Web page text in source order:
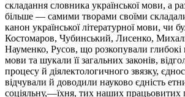
складання словника української мови, а
більше — самими творами своїми
канон української літературної мови, чи
Костомаров, Чубинський, Лисенко,
Науменко, Русов, що розкопували глибокі
мови та шукали її загальних законів,
процесу й діялектологичного звязку,
відчували й доводили науково єдність
соціяльну,—їхня, тих наших працьовитих